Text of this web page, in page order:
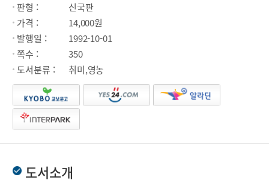
판형 :
신국판
가격 :
14,000원
발행일 :
1992-10-01
쪽수 :
350
도서분류 :
취미,영농
도서소개